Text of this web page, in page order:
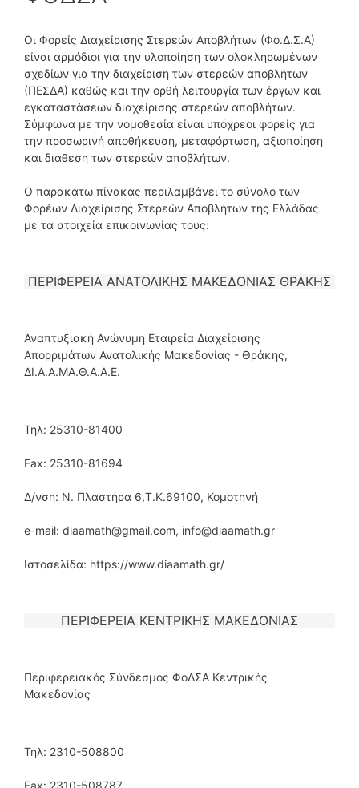
Οι Φορείς Διαχείρισης Στερεών Αποβλήτων (Φο.Δ.Σ.Α)
είναι αρμόδιοι για την υλοποίηση των ολοκληρωμένων
σχεδίων για την διαχείριση των στερεών αποβλήτων
(ΠΕΣΔΑ) καθώς και την ορθή λειτουργία των έργων και
εγκαταστάσεων διαχείρισης στερεών αποβλήτων.
Σύμφωνα με την νομοθεσία είναι υπόχρεοι φορείς για
την προσωρινή αποθήκευση, μεταφόρτωση, αξιοποίηση
και διάθεση των στερεών αποβλήτων.
Ο παρακάτω πίνακας περιλαμβάνει το σύνολο των
Φορέων Διαχείρισης Στερεών Αποβλήτων της Ελλάδας
με τα στοιχεία επικοινωνίας τους:
ΠΕΡΙΦΕΡΕΙΑ ΑΝΑΤΟΛΙΚΗΣ ΜΑΚΕΔΟΝΙΑΣ ΘΡΑΚΗΣ
Αναπτυξιακή Ανώνυμη Εταιρεία Διαχείρισης
Απορριμάτων Ανατολικής Μακεδονίας - Θράκης,
ΔΙ.Α.Α.ΜΑ.Θ.Α.Α.Ε.
Τηλ: 25310-81400
Fax: 25310-81694
Δ/νση: Ν. Πλαστήρα 6,Τ.Κ.69100, Κομοτηνή
e-mail: diaamath@gmail.com, info@diaamath.gr
Ιστοσελίδα: https://www.diaamath.gr/
ΠΕΡΙΦΕΡΕΙΑ ΚΕΝΤΡΙΚΗΣ ΜΑΚΕΔΟΝΙΑΣ
Περιφερειακός Σύνδεσμος ΦοΔΣΑ Κεντρικής
Μακεδονίας
Τηλ: 2310-508800
Fax: 2310-508787